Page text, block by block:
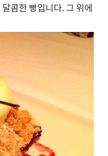
콤한 빵입니다. 그 위에